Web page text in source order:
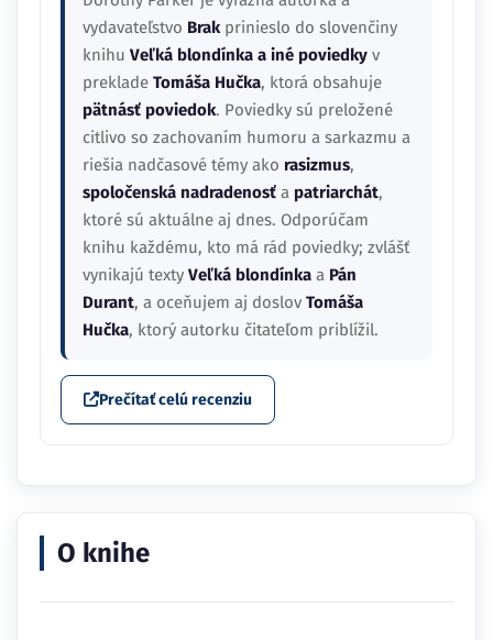
vydavateľstvo Brakprinieslo do slovenčiny
knihu Veľká blondínka a iné poviedky v
preklade Tomáša Hučka, ktorá obsahuje
pätnásť poviedok. Poviedky sú preložené
citlivo so zachovaním humoru a sarkazmu a
riešia nadčasové témy ako rasizmus,
spoločenská nadradenosť a patriarchát,
ktoré sú aktuálne aj dnes. Odporúčam
knihu každému, kto má rád poviedky; zvlášť
vynikajú texty Veľká blondínka a Pán
Durant, a oceňujem aj doslov Tomáša
Hučka, ktorý autorku čitateľom priblížil.
Prečítať celú recenziu
O knihe